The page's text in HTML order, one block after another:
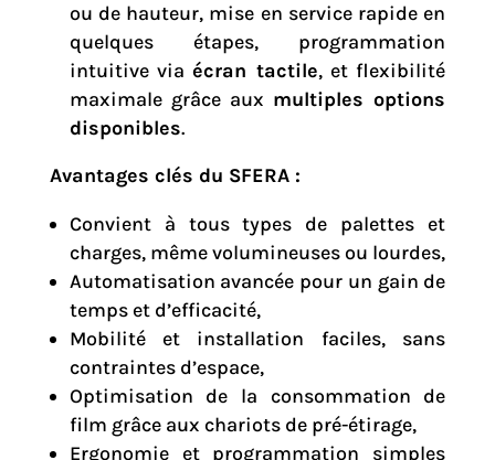
ou de hauteur, mise en service rapide en
quelques étapes, programmation
intuitive viaécran tactile, et flexibilité
maximale grâce aux multiples options
disponibles.
Avantages clés du SFERA :
Convient à tous types de palettes et
charges, même volumineuses ou lourdes,
Automatisation avancée pour un gain de
temps et d’efficacité,
Mobilité et installation faciles, sans
contraintes d’espace,
Optimisation de la consommation de
film grâce aux chariots de pré-étirage,
Ergonomie et programmation simples